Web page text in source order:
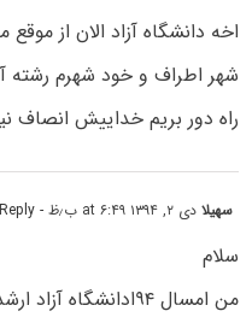
اخه دانشگاه آزاد الان از
شهر اطراف و خود شهرم رشته
راه دور بریم خداییش انصاف
سهیلادی ۲, ۱۳۹۴ at ۶:۴۹ ب٫ظ - Reply
سلام
من امسال